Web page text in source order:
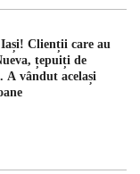
Clienții care au
țepuiți de
A vândut același